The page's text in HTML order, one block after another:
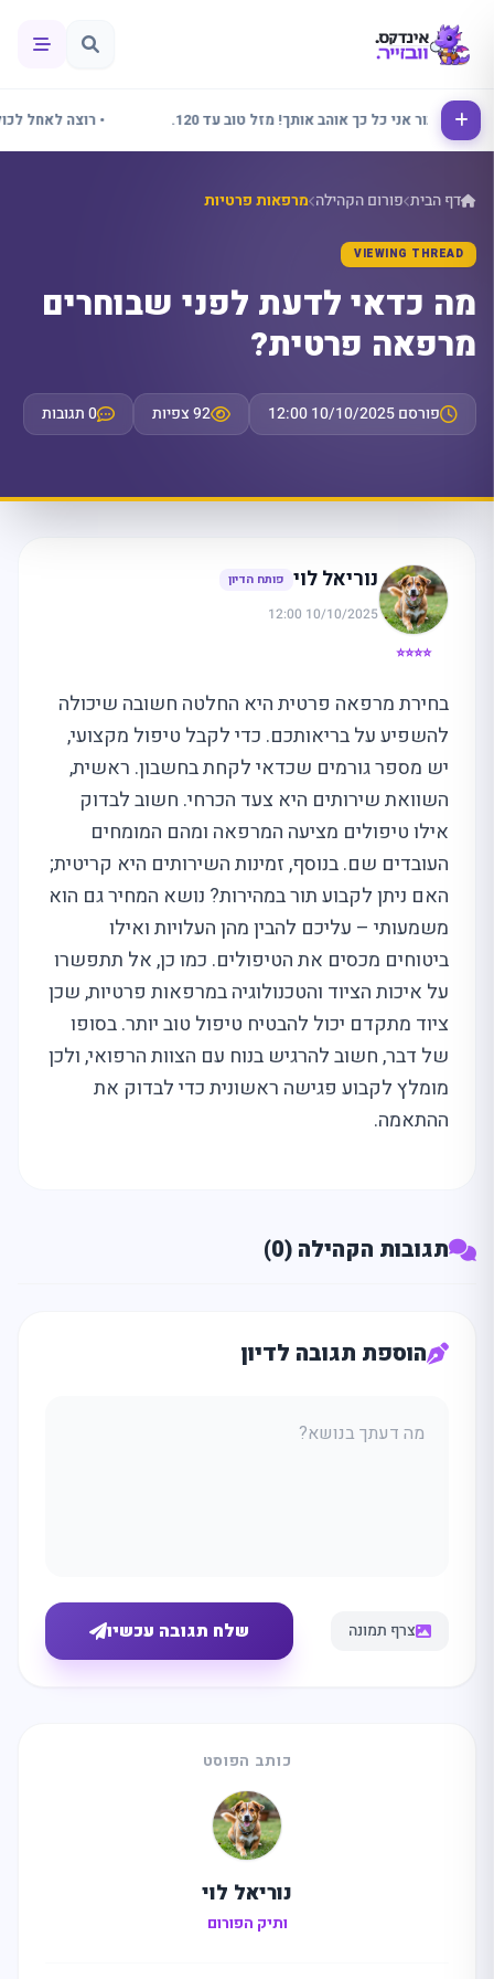
• אלינור אני כל כך אוהב אותך! מזל טוב עד 120. • רוצה לאחל
דף הבית פורום הקהילה מרפאות פרטיות
VIEWING THREAD
מה כדאי לדעת לפני שבוחרים
מרפאה פרטית?
פורסם 10/10/2025 12:00 92 צפיות 0 תגובות
⭐⭐⭐⭐
נוריאל לוי פותח הדיון
10/10/2025 12:00
בחירת מרפאה פרטית היא החלטה חשובה שיכולה
להשפיע על בריאותכם. כדי לקבל טיפול מקצועי,
יש מספר גורמים שכדאי לקחת בחשבון. ראשית,
השוואת שירותים היא צעד הכרחי. חשוב לבדוק
אילו טיפולים מציעה המרפאה ומהם המומחים
העובדים שם. בנוסף, זמינות השירותים היא קריטית;
האם ניתן לקבוע תור במהירות? נושא המחיר גם הוא
משמעותי – עליכם להבין מהן העלויות ואילו
ביטוחים מכסים את הטיפולים. כמו כן, אל תתפשרו
על איכות הציוד והטכנולוגיה במרפאות פרטיות, שכן
ציוד מתקדם יכול להבטיח טיפול טוב יותר. בסופו
של דבר, חשוב להרגיש בנוח עם הצוות הרפואי, ולכן
מומלץ לקבוע פגישה ראשונית כדי לבדוק את
ההתאמה.
תגובות הקהילה (0)
הוספת תגובה לדיון
צרף תמונה שלח תגובה עכשיו
כותב הפוסט
נוריאל לוי
ותיק הפורום